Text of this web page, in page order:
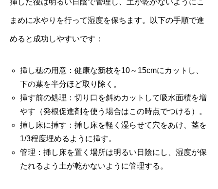
挿した後は明るい日陰で管理し、土が乾かないようにこ
まめに水やりを行って湿度を保ちます。以下の手順で進
めると成功しやすいです：
挿し穂の用意：健康な新枝を10～15cmにカットし、
下の葉を半分ほど取り除く。
挿す前の処理：切り口を斜めカットして吸水面積を増
やす（発根促進剤を使う場合はこの時点でつける）。
挿し床に挿す：挿し床を軽く湿らせて穴をあけ、茎を
1/3程度埋めるように挿す。
管理：挿し床を置く場所は明るい日陰にし、湿度が保
たれるよう土が乾かないように管理する。